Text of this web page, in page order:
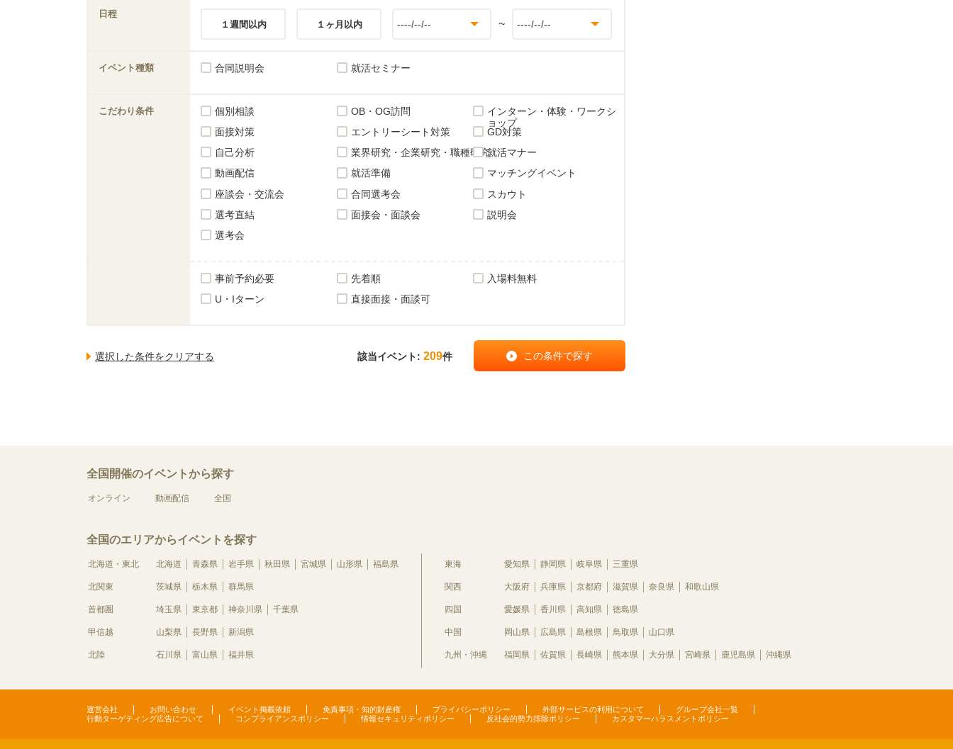
日程
１週間以内
１ヶ月以内 ~
イベント種類 合同説明会 就活セミナー
こだわり条件 個別相談 OB・OG訪問
インターン・体験・ワークシ
ョップ
面接対策
エントリーシート対策
GD対策
自己分析
業界研究・企業研究・職種研究就活マナー
動画配信
就活準備
マッチングイベント
座談会・交流会
合同選考会
スカウト
選考直結
面接会・面談会
説明会
選考会
事前予約必要 先着順
入場料無料
U・Iターン
直接面接・面談可
該当イベント: 209件
全国開催のイベントから探す
オンライン 動画配信 全国
全国のエリアからイベントを探す
北海道・東北 北海道 青森県 岩手県 秋田県 宮城県 山形県 福島県
北関東 茨城県 栃木県 群馬県
首都圏 埼玉県 東京都 神奈川県 千葉県
甲信越 山梨県 長野県 新潟県
北陸 石川県 富山県 福井県
東海 愛知県 静岡県 岐阜県 三重県
関西 大阪府 兵庫県 京都府 滋賀県 奈良県 和歌山県
四国 愛媛県 香川県 高知県 徳島県
中国 岡山県 広島県 島根県 鳥取県 山口県
九州・沖縄 福岡県 佐賀県 長崎県 熊本県 大分県 宮崎県 鹿児島県 沖縄県
運営会社 お問い合わせ イベント掲載依頼 免責事項・知的財産権 プライバシーポリシー 外部サービスの利用について
グループ会社一覧
行動ターゲティング広告について
コンプライアンスポリシー 情報セキュリティポリシー 反社会的勢力排除ポリシー カスタマーハラスメントポリシー